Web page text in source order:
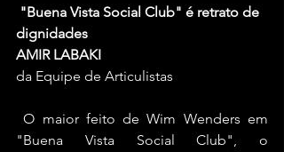
"Buena Vista Social Club" é retrato de
dignidades
AMIR LABAKI
da Equipe de Articulistas
O maior feito de Wim Wenders em
"Buena Vista Social Club", o